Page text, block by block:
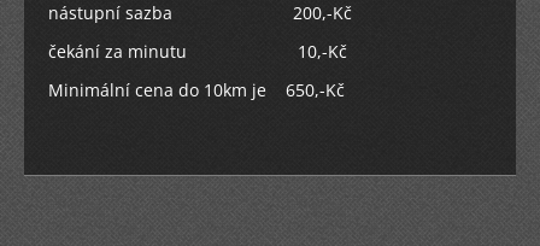
nástupní sazba 200,-Kč
čekání za minutu 10,-Kč
Minimální cena do 10km je 650,-Kč